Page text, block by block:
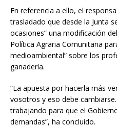
En referencia a ello, el
trasladado que desde la Junta
ocasiones” una modificación
Política Agraria Comunitaria
medioambiental” sobre los
ganadería.
“La apuesta por hacerla más
vosotros y eso debe
trabajando para que el
demandas”, ha concluido.